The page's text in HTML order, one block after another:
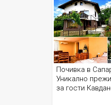
Почивка в
Уникално
за гости